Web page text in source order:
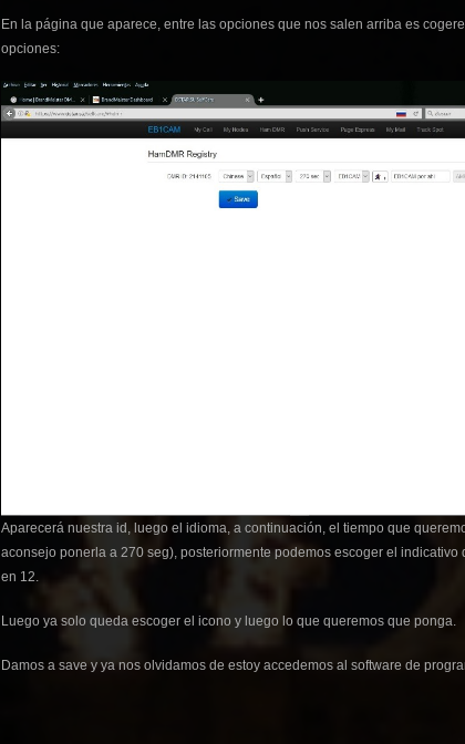
En la página que aparece, entre las opciones que nos salen arriba es
opciones:
Aparecerá nuestra id, luego el idioma, a continuación, el tiempo que
aconsejo ponerla a 270 seg), posteriormente podemos escoger el
en 12.
Luego ya solo queda escoger el icono y luego lo que queremos que ponga.
Damos a save y ya nos olvidamos de estoy accedemos al software de